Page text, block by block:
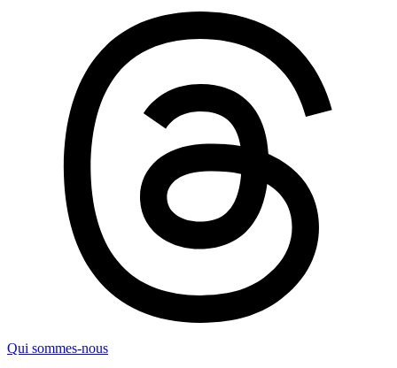
Qui sommes-nous